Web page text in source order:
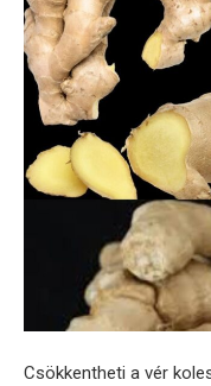
Csökkentheti a vér